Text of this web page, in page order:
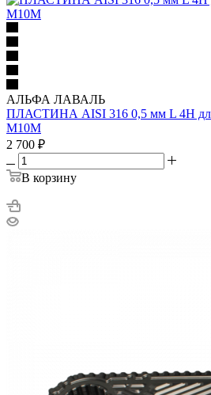
АЛЬФА ЛАВАЛЬ
ПЛАСТИНА AISI 316 0,5 мм L 4H
M10M
2 700 ₽
В корзину